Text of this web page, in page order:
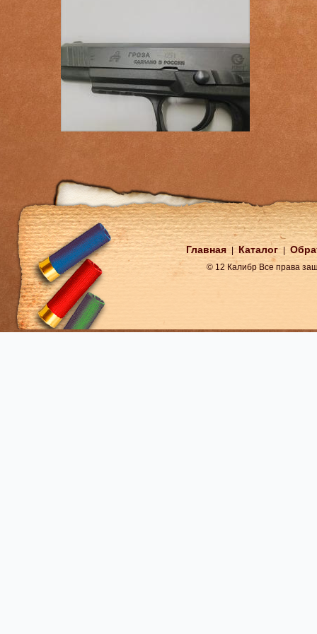
Главная Каталог
© 12 Калибр Все права